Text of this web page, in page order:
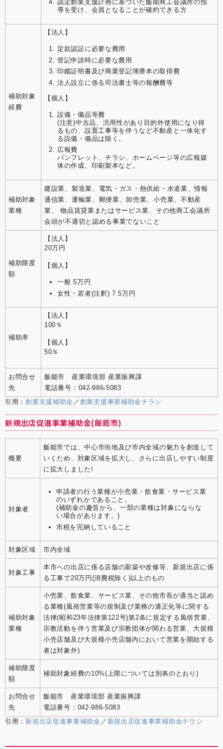
認定創業支援計画に基づいた飯能商工会議所の指
導を受け、会員となることが確約できる方
補助対象
経費
【法人】
定款認証に必要な費用
登記申請時に必要な費用
印鑑証明書及び商業登記簿謄本の取得費
法人設立に係る司法書士等の報酬費等
【個人】
設備・備品等費
(注意)中古品、汎用性があり目的外使用になり得
るもの、設置工事等を伴うなど不動産と一体化す
る設備・備品は除く。
広報費
パンフレット、チラシ、ホームページ等の広報媒
体の作成、印刷製本など。
補助対象
業種
建設業、製造業、電気・ガス・熱供給・水道業、情報
通信業、運輸業、郵便業、卸売業、小売業、不動産
業、 物品賃貸業またはサービス業、その他商工会議所
会頭が不適切と認める事業でないこと
補助限度
額
【法人】
20万円
【個人】
一般 5万円
女性・若者(注釈) 7.5万円
補助率
【法人】
100％
【個人】
50％
お問合せ
先
飯能市 産業環境部 産業振興課
電話番号：042-986-5083
引用：創業支援補助金 ／ 創業支援事業補助金チラシ
新規出店促進事業補助金(飯能市)
概要
飯能市では、中心市街地及び市内全域の魅力を創造して
いくため、対象区域を拡大し、さらに出店しやすい制度
に拡大しました!
対象者
申請者の行う業種が小売業・飲食業・サービス業
のいずれかであること。
(補助金の趣旨から、一部の業種は対象にならな
い場合があります。)
市税を完納していること
対象区域 市内全域
対象工事
本市への出店に係る店舗の新築や改修等、新規出店に係
る工事で20万円(消費税除く)以上のもの
補助対象
業種
小売業、飲食業、サービス業、その他市長が適当と認め
る業種(風俗営業等の規制及び業務の適正化等に関する
法律(昭和23年法律第122号)第2条に規定する風俗営業、
宗教活動を伴う営業及び宗教団体が関わる営業、大規模
小売店舗及び大規模小売店舗内において営業を開始する
者は対象外)
補助限度
額
補助対象経費の10%(上限については別表のとおり)
お問合せ
先
飯能市 産業環境部 産業振興課
電話番号：042-986-5083
引用： 新規出店促進事業補助金 ／ 新規出店促進事業補助金チラシ